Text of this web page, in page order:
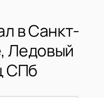
в Санкт-
Ледовый
СПб